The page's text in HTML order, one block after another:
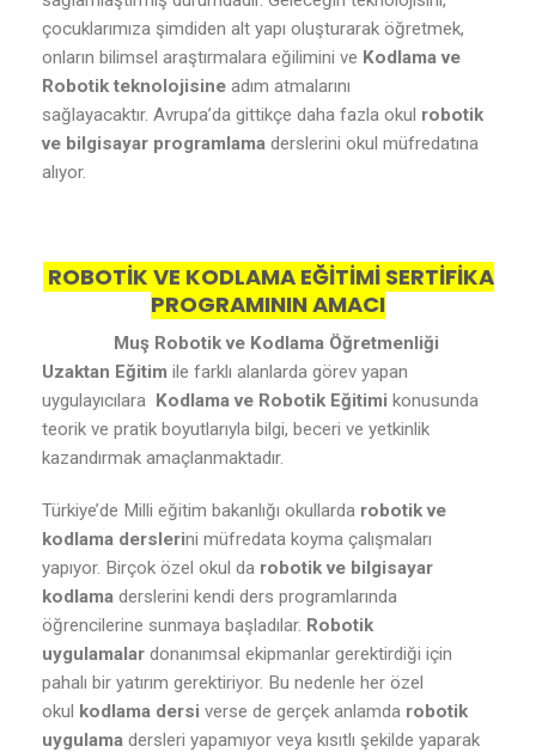
çocuklarımıza şimdiden alt yapı oluşturarak öğretmek,
onların bilimsel araştırmalara eğilimini ve Kodlama ve
Robotik teknolojisine adım atmalarını
sağlayacaktır. Avrupa’da gittikçe daha fazla okul robotik
ve bilgisayar programlama derslerini okul müfredatına
alıyor.
ROBOTİK VE KODLAMA EĞİTİMİ SERTİFİKA
PROGRAMININ AMACI
Muş Robotik ve Kodlama Öğretmenliği
Uzaktan Eğitim ile farklı alanlarda görev yapan
uygulayıcılara Kodlama ve Robotik Eğitimi konusunda
teorik ve pratik boyutlarıyla bilgi, beceri ve yetkinlik
kazandırmak amaçlanmaktadır.
Türkiye’de Milli eğitim bakanlığı okullarda robotik ve
kodlama derslerini müfredata koyma çalışmaları
yapıyor. Birçok özel okul da robotik ve bilgisayar
kodlama derslerini kendi ders programlarında
öğrencilerine sunmaya başladılar. Robotik
uygulamalar donanımsal ekipmanlar gerektirdiği için
pahalı bir yatırım gerektiriyor. Bu nedenle her özel
okul kodlama dersi verse de gerçek anlamda robotik
uygulama dersleri yapamıyor veya kısıtlı şekilde yaparak